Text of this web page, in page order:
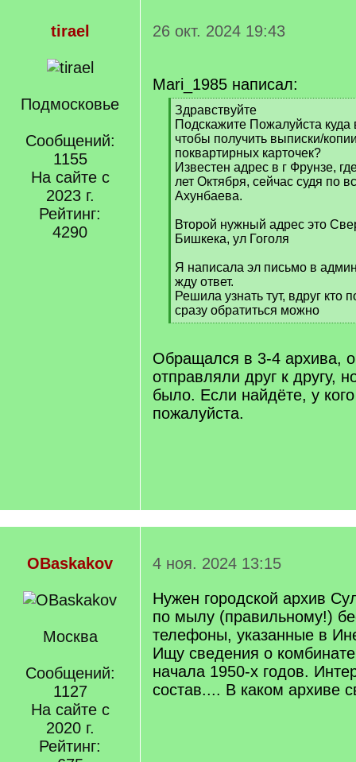
tirael
Подмосковье
Сообщений:
1155
На сайте с
2023 г.
Рейтинг:
4290
26 окт. 2024 19:43
Mari_1985 написал:
[
q
]
Здравствуйте
Подскажите Пожалуйста куда
чтобы получить выписки/
поквартирных карточек?
Известен адрес в г Фрунзе,
лет Октября, сейчас судя по
Ахунбаева.
Второй нужный адрес это
Бишкека, ул Гоголя
Я написала эл письмо в
жду ответ.
Решила узнать тут, вдруг кто
сразу обратиться можно
[
q
]
Обращался в 3-4 архива,
отправляли друг к другу,
было. Если найдёте, у
пожалуйста.
OBaskakov
Москва
Сообщений:
1127
На сайте с
2020 г.
Рейтинг:
4 ноя. 2024 13:15
Нужен городской архив
по мылу (правильному!)
телефоны, указанные в
Ищу сведения о
начала 1950-х годов.
состав.... В каком архиве